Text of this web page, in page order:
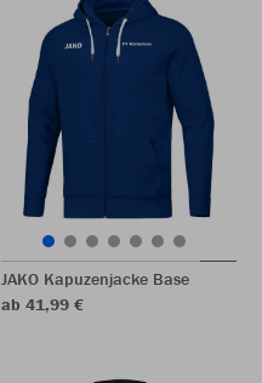
JAKO Kapuzenjacke Base
ab 41,99 €